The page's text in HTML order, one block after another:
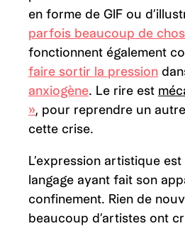
en forme de GIF ou
parfois beaucoup de
fonctionnent également
faire sortir la pression
anxiogène. Le rire est
», pour reprendre un
cette crise.
L’expression artistique
langage ayant fait son
confinement. Rien de
beaucoup d’artistes ont